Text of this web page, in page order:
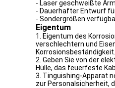
- Laser geschweißte
- Dauerhafter Entwurf
- Sondergrößen
Eigentum
1. Eigentum des
verschlechtern und
Korrosionsbeständigkeit.
2. Geben Sie von der
Hülle, das feuerfeste
3. Tinguishing-Apparat
zur Personalsicherheit,